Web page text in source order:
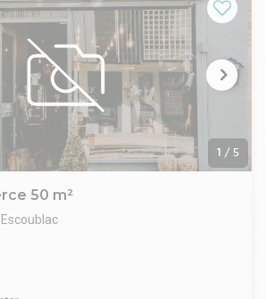
de type industriel.
public situé immédiatement en
grande facilité d'accès pour la clientèle.
commercial (activités sans nuisances,
:
Euros HTHC.
Euros NET VENDEUR
connaître tous les
- www.loireocean-expansion.fr/local-
1 / 5
50 m²
ce local commercial de 50m2
à la place du marché. Proposé à la